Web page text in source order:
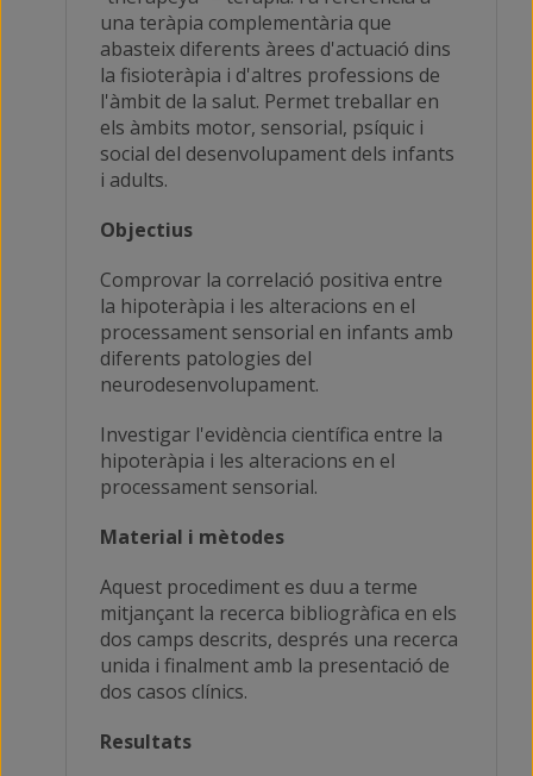
una teràpia complementària que
abasteix diferents àrees d'actuació dins
la fisioteràpia i d'altres professions de
l'àmbit de la salut. Permet treballar en
els àmbits motor, sensorial, psíquic i
social del desenvolupament dels infants
i adults.
Objectius
Comprovar la correlació positiva entre
la hipoteràpia i les alteracions en el
processament sensorial en infants amb
diferents patologies del
neurodesenvolupament.
Investigar l'evidència científica entre la
hipoteràpia i les alteracions en el
processament sensorial.
Material i mètodes
Aquest procediment es duu a terme
mitjançant la recerca bibliogràfica en els
dos camps descrits, després una recerca
unida i finalment amb la presentació de
dos casos clínics.
Resultats